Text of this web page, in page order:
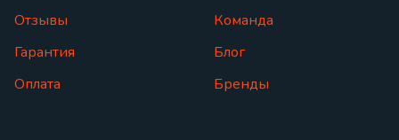
Отзывы
Гарантия
Оплата
Команда
Блог
Бренды